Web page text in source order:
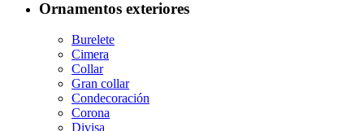
Ornamentos exteriores
Burelete
Cimera
Collar
Gran collar
Condecoración
Corona
Divisa